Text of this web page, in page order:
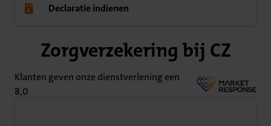
Declaratie indienen
Zorgverzekering bij CZ
Klanten geven onze dienstverlening een
8,0